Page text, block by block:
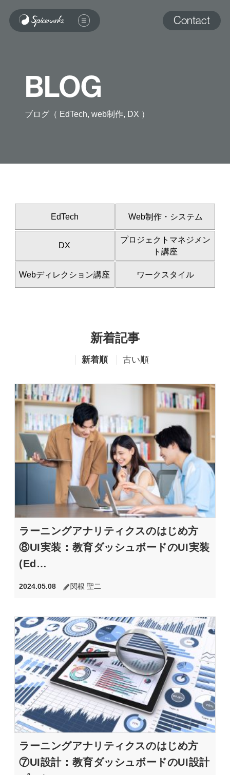
Contact
BLOG
ブログ（ EdTech, web制作, DX ）
EdTech Web制作・システム
DX
プロジェクトマネジメン
ト講座
Webディレクション講座 ワークスタイル
新着記事
新着順 古い順
ラーニングアナリティクスのはじめ方
⑧UI実装：教育ダッシュボードのUI実装
(Ed…
2024.05.08 関根 聖二
ラーニングアナリティクスのはじめ方
⑦UI設計：教育ダッシュボードのUI設計